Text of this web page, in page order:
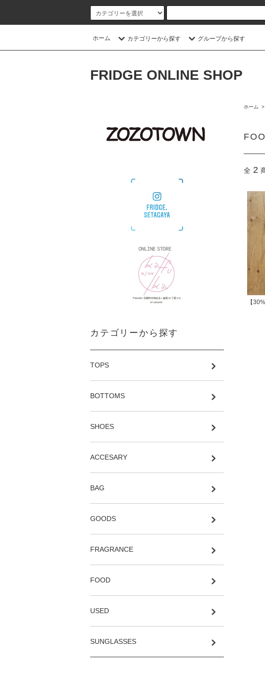
ホーム カテゴリーから探す グループから探す
FRIDGE ONLINE SHOP
ホーム >
全 2
【
カテゴリーから探す
TOPS
BOTTOMS
SHOES
ACCESARY
BAG
GOODS
FRAGRANCE
FOOD
USED
SUNGLASSES